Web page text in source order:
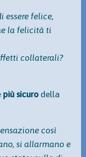
essere felice,
la felicità ti
collaterali?
più sicuro della
così
si allarmano e